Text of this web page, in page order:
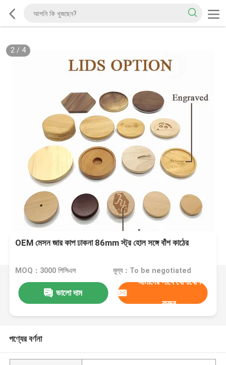
2/ 4
OEM মেসন জার কাপ ঢাকনা 86mm স্ট্র হোল সঙ্গে বাঁশ কাঠের
MOQ：3000 পিসিএস মূল্য：To be negotiated
ভালো দাম
আমাদের সাথে যোগাযোগ
করুন
পণ্যের বর্ণনা